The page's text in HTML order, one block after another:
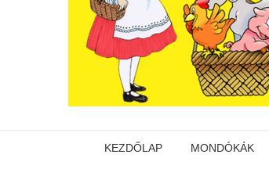
KEZDŐLAP MONDÓKÁK